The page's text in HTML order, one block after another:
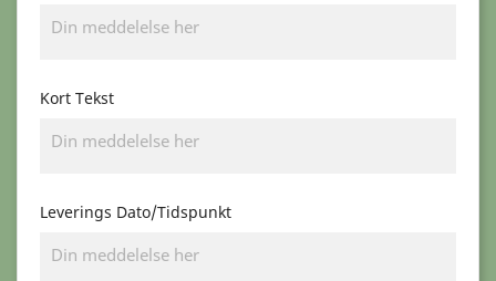
Kort Tekst
Leverings Dato/Tidspunkt